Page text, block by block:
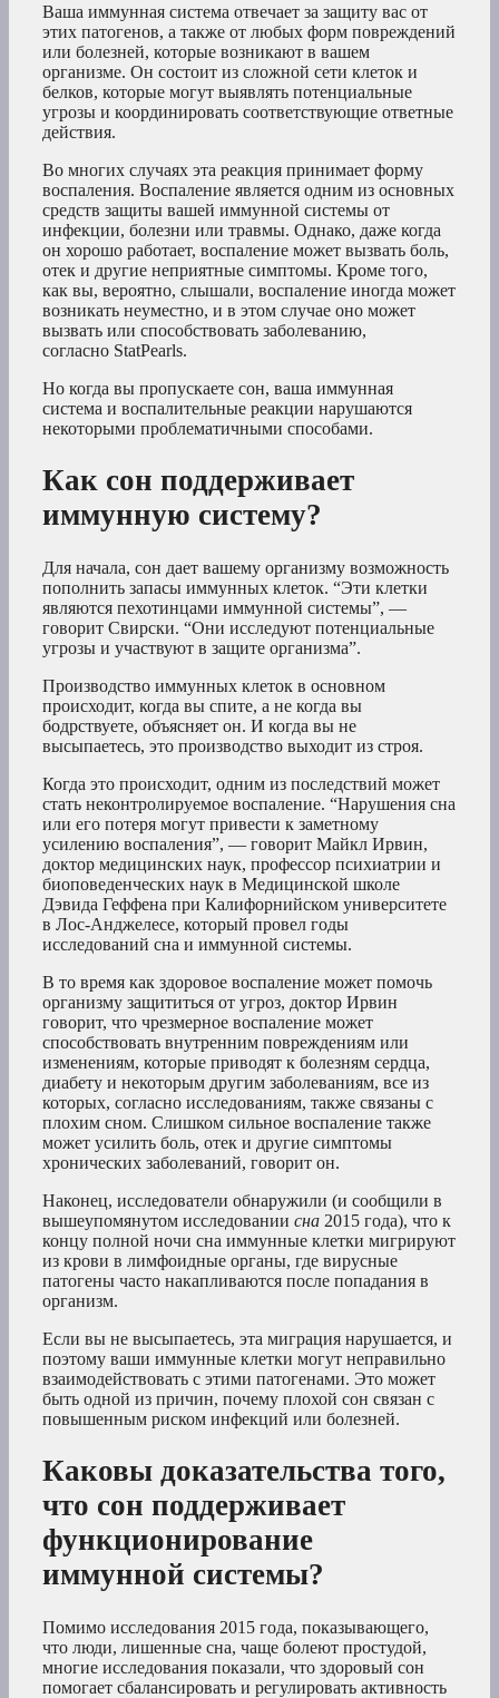
Ваша иммунная система отвечает за защиту вас от
этих патогенов, а также от любых форм повреждений
или болезней, которые возникают в вашем
организме. Он состоит из сложной сети клеток и
белков, которые могут выявлять потенциальные
угрозы и координировать соответствующие ответные
действия.
Во многих случаях эта реакция принимает форму
воспаления. Воспаление является одним из основных
средств защиты вашей иммунной системы от
инфекции, болезни или травмы. Однако, даже когда
он хорошо работает, воспаление может вызвать боль,
отек и другие неприятные симптомы. Кроме того,
как вы, вероятно, слышали, воспаление иногда может
возникать неуместно, и в этом случае оно может
вызвать или способствовать заболеванию,
согласно StatPearls.
Но когда вы пропускаете сон, ваша иммунная
система и воспалительные реакции нарушаются
некоторыми проблематичными способами.
Как сон поддерживает
иммунную систему?
Для начала, сон дает вашему организму возможность
пополнить запасы иммунных клеток. “Эти клетки
являются пехотинцами иммунной системы”, —
говорит Свирски. “Они исследуют потенциальные
угрозы и участвуют в защите организма”.
Производство иммунных клеток в основном
происходит, когда вы спите, а не когда вы
бодрствуете, объясняет он. И когда вы не
высыпаетесь, это производство выходит из строя.
Когда это происходит, одним из последствий может
стать неконтролируемое воспаление. “Нарушения сна
или его потеря могут привести к заметному
усилению воспаления”, — говорит Майкл Ирвин,
доктор медицинских наук, профессор психиатрии и
биоповеденческих наук в Медицинской школе
Дэвида Геффена при Калифорнийском университете
в Лос-Анджелесе, который провел годы
исследований сна и иммунной системы.
В то время как здоровое воспаление может помочь
организму защититься от угроз, доктор Ирвин
говорит, что чрезмерное воспаление может
способствовать внутренним повреждениям или
изменениям, которые приводят к болезням сердца,
диабету и некоторым другим заболеваниям, все из
которых, согласно исследованиям, также связаны с
плохим сном. Слишком сильное воспаление также
может усилить боль, отек и другие симптомы
хронических заболеваний, говорит он.
Наконец, исследователи обнаружили (и сообщили в
вышеупомянутом исследовании сна 2015 года), что к
концу полной ночи сна иммунные клетки мигрируют
из крови в лимфоидные органы, где вирусные
патогены часто накапливаются после попадания в
организм.
Если вы не высыпаетесь, эта миграция нарушается, и
поэтому ваши иммунные клетки могут неправильно
взаимодействовать с этими патогенами. Это может
быть одной из причин, почему плохой сон связан с
повышенным риском инфекций или болезней.
Каковы доказательства того,
что сон поддерживает
функционирование
иммунной системы?
Помимо исследования 2015 года, показывающего,
что люди, лишенные сна, чаще болеют простудой,
многие исследования показали, что здоровый сон
помогает сбалансировать и регулировать активность